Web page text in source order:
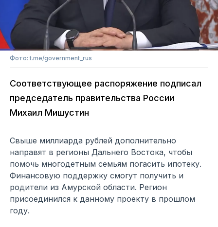
Фото: t.me/government_rus
Соответствующее распоряжение подписал
председатель правительства России
Михаил Мишустин
Свыше миллиарда рублей дополнительно
направят в регионы Дальнего Востока, чтобы
помочь многодетным семьям погасить ипотеку.
Финансовую поддержку смогут получить и
родители из Амурской области. Регион
присоединился к данному проекту в прошлом
году.